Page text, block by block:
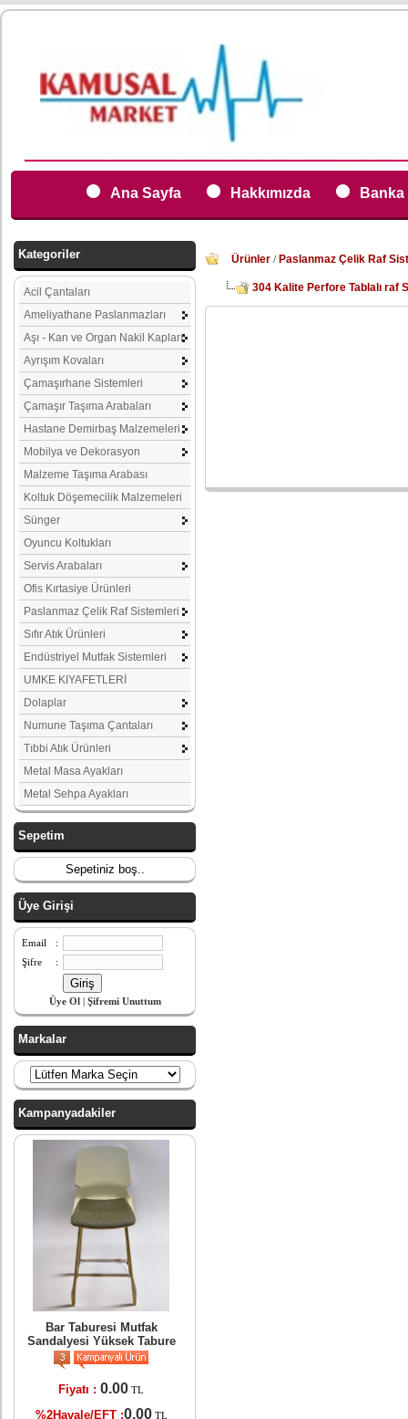
Ana Sayfa Hakkımızda Banka
Kategoriler
Acil Çantaları
Ameliyathane Paslanmazları
Aşı - Kan ve Organ Nakil Kapları
Ayrışım Kovaları
Çamaşırhane Sistemleri
Çamaşır Taşıma Arabaları
Hastane Demirbaş Malzemeleri
Mobilya ve Dekorasyon
Malzeme Taşıma Arabası
Koltuk Döşemecilik Malzemeleri
Sünger
Oyuncu Koltukları
Servis Arabaları
Ofis Kırtasiye Ürünleri
Paslanmaz Çelik Raf Sistemleri
Sıfır Atık Ürünleri
Endüstriyel Mutfak Sistemleri
UMKE KIYAFETLERİ
Dolaplar
Numune Taşıma Çantaları
Tıbbi Atık Ürünleri
Metal Masa Ayakları
Metal Sehpa Ayakları
Sepetim
Sepetiniz boş..
Üye Girişi
Email
:
Şifre
:
Üye Ol Şifremi Unuttum
Markalar
Kampanyadakiler
Bar Taburesi Mutfak
Sandalyesi Yüksek Tabure
Fiyatı : 0.00 TL
%2Havale/EFT :0.00 TL
Ürünler / Paslanmaz Çelik Raf
304 Kalite Perfore Tablalı raf